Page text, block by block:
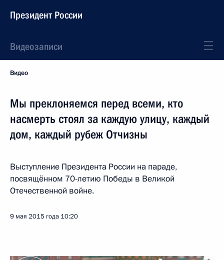
Президент России
Видеозаписи
Видео
Мы преклоняемся перед всеми, кто
насмерть стоял за каждую улицу, каждый
дом, каждый рубеж Отчизны
Выступление Президента России на параде,
посвящённом 70-летию Победы в Великой
Отечественной войне.
9 мая 2015 года 10:20